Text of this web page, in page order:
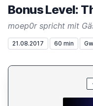
Bonus Level:
moep0r spricht mit
21.08.2017 60 min